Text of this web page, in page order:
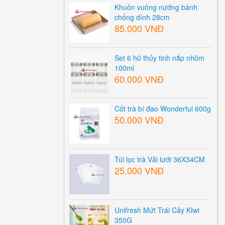
Khuôn vuông nướng bánh
chống dính 28cm
85.000 VNĐ
Set 6 hũ thủy tinh nắp nhôm
100ml
60.000 VNĐ
Cốt trà bí đao Wonderful 600g
50.000 VNĐ
Túi lọc trà Vải lưới 36X34CM
25.000 VNĐ
Unifresh Mứt Trái Cây KIwi
350G